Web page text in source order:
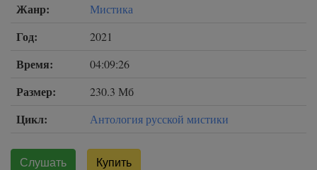
Жанр: Мистика
Год: 2021
Время: 04:09:26
Размер: 230.3 Мб
Цикл: Антология русской мистики
Слушать Купить